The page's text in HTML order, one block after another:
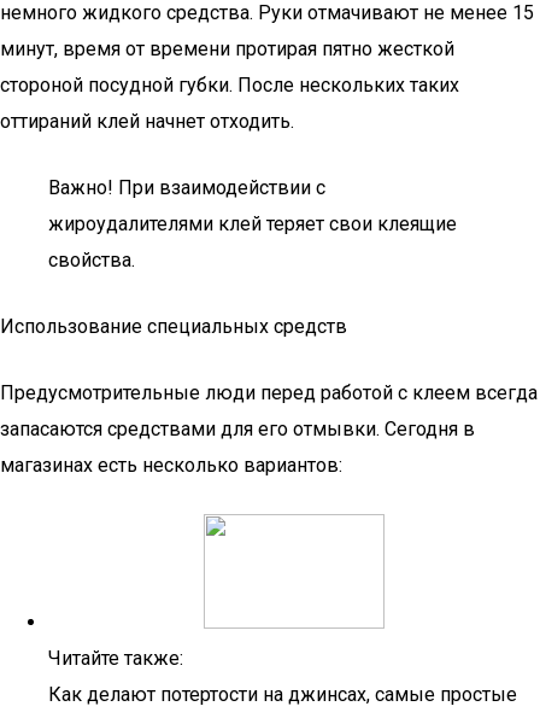
немного жидкого средства. Руки отмачивают не менее 15
минут, время от времени протирая пятно жесткой
стороной посудной губки. После нескольких таких
оттираний клей начнет отходить.
Важно! При взаимодействии с
жироудалителями клей теряет свои клеящие
свойства.
Использование специальных средств
Предусмотрительные люди перед работой с клеем всегда
запасаются средствами для его отмывки. Сегодня в
магазинах есть несколько вариантов:
Читайте также:
Как делают потертости на джинсах, самые простые